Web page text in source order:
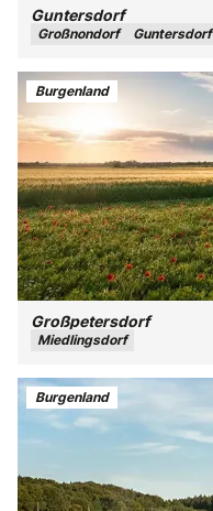
Guntersdorf
Großnondorf Guntersdorf
Burgenland
Großpetersdorf
Miedlingsdorf
Burgenland